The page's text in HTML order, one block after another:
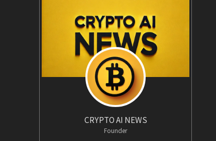
CRYPTO AI NEWS
Founder